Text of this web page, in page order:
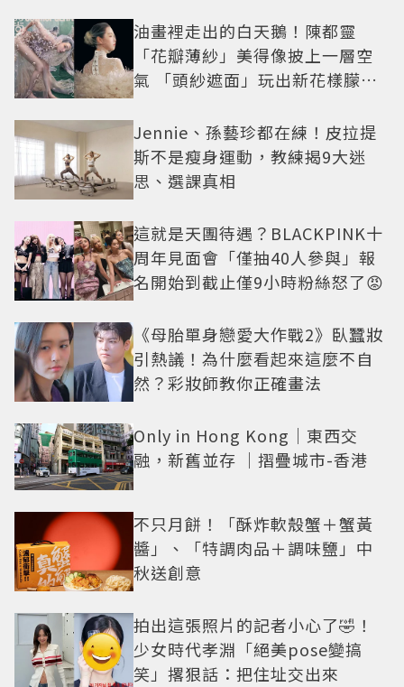
油畫裡走出的白天鵝！陳都靈
「花瓣薄紗」美得像披上一層空
氣 「頭紗遮面」玩出新花樣朦朧
Jennie、孫藝珍都在練！皮拉提
斯不是瘦身運動，教練揭9大迷
思、選課真相
這就是天團待遇？BLACKPINK十
周年見面會「僅抽40人參與」報
名開始到截止僅9小時粉絲怒了😡
《母胎單身戀愛大作戰2》臥蠶妝
引熱議！為什麼看起來這麼不自
然？彩妝師教你正確畫法
Only in Hong Kong｜東西交
融，新舊並存 ｜摺疊城市-香港
不只月餅！「酥炸軟殼蟹＋蟹黃
醬」、「特調肉品＋調味鹽」中
秋送創意
拍出這張照片的記者小心了🤣！
少女時代孝淵「絕美pose變搞
笑」撂狠話：把住址交出來